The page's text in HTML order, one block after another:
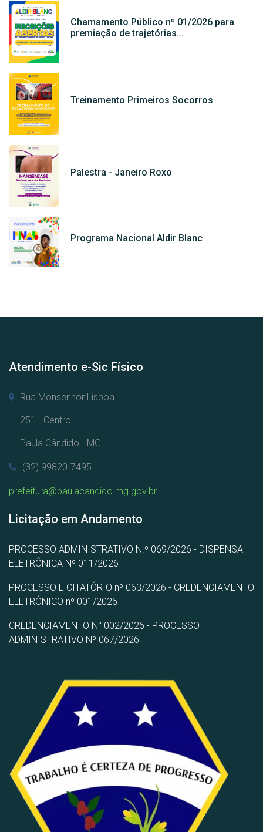
Chamamento Público nº 01/2026 para
premiação de trajetórias...
Treinamento Primeiros Socorros
Palestra - Janeiro Roxo
Programa Nacional Aldir Blanc
Atendimento e-Sic Físico
Rua Monsenhor Lisboa
251 - Centro
Paula Cândido - MG
(32) 99820-7495
prefeitura@paulacandido.mg.gov.br
Licitação em Andamento
PROCESSO ADMINISTRATIVO N.º 069/2026 - DISPENSA
ELETRÔNICA Nº 011/2026
PROCESSO LICITATÓRIO nº 063/2026 - CREDENCIAMENTO
ELETRÔNICO nº 001/2026
CREDENCIAMENTO N° 002/2026 - PROCESSO
ADMINISTRATIVO Nº 067/2026